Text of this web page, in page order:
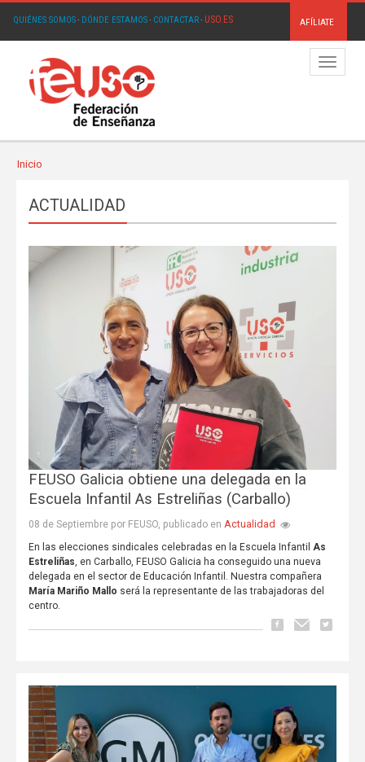
QUIÉNES SOMOS· DÓNDE ESTAMOS· CONTACTAR· USO.ES AFÍLIATE
Menú
Inicio
ACTUALIDAD
FEUSO Galicia obtiene una delegada en la
Escuela Infantil As Estreliñas (Carballo)
08 de Septiembre por FEUSO, publicado en Actualidad
En las elecciones sindicales celebradas en la Escuela Infantil As
Estreliñas , en Carballo, FEUSO Galicia ha conseguido una nueva
delegada en el sector de Educación Infantil. Nuestra compañera
María Mariño Mallo será la representante de las trabajadoras del
centro.